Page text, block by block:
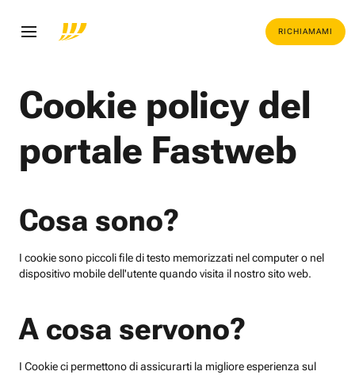
RICHIAMAMI
Cookie policy del
portale Fastweb
Cosa sono?
I cookie sono piccoli file di testo memorizzati nel computer o nel
dispositivo mobile dell'utente quando visita il nostro sito web.
A cosa servono?
I Cookie ci permettono di assicurarti la migliore esperienza sul